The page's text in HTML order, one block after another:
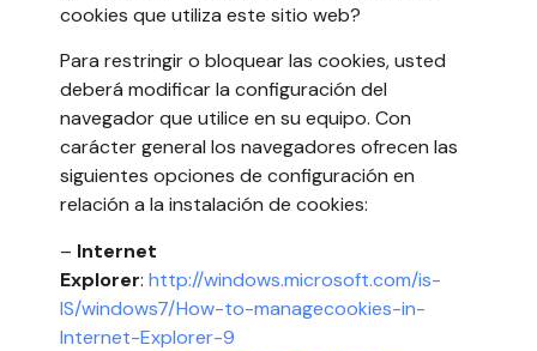
cookies que utiliza este sitio web?
Para restringir o bloquear las cookies, usted
deberá modificar la configuración del
navegador que utilice en su equipo. Con
carácter general los navegadores ofrecen las
siguientes opciones de configuración en
relación a la instalación de cookies:
– Internet
Explorer: http://windows.microsoft.com/is-
IS/windows7/How-to-managecookies-in-
Internet-Explorer-9